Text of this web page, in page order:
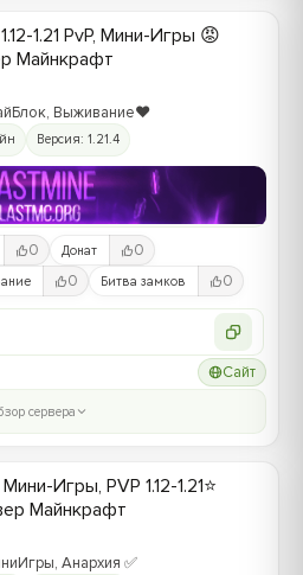
1.21 PvP, Мини-Игры 😡
Майнкрафт
Выживание❤️
Версия: 1.21.4
0 Донат 0
0 Битва замков 0
Сайт
сервера
Игры, PVP 1.12-1.21⭐
Майнкрафт
Анархия ✅